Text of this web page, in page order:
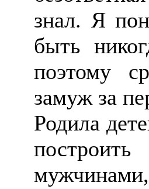
знал. Я
быть
поэтому
замуж за
Родила